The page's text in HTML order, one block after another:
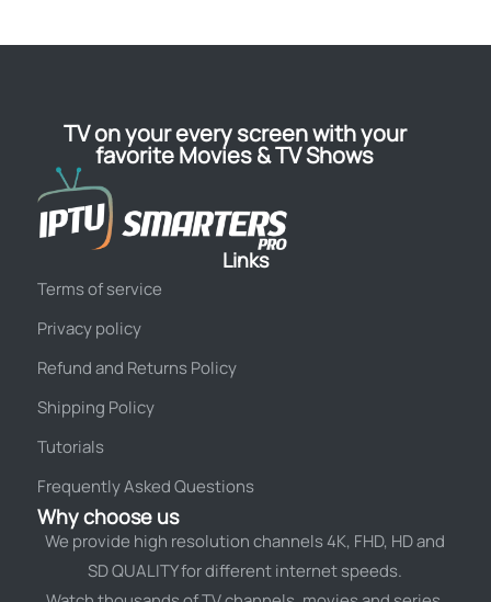
TV on your every screen with your
favorite Movies & TV Shows
Links
Terms of service
Privacy policy
Refund and Returns Policy
Shipping Policy
Tutorials
Frequently Asked Questions
Why choose us
We provide high resolution channels 4K, FHD, HD and
SD QUALITY for different internet speeds.